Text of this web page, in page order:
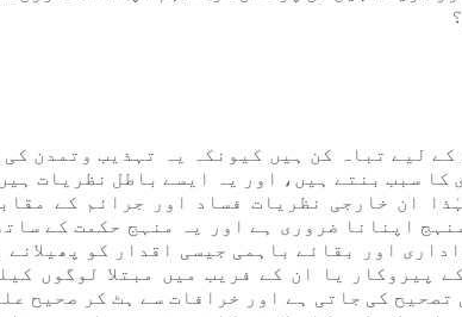
لیے تباہ کن ہیں کیونکہ یہ تہذیب وتمدن
کا سبب بنتے ہیں، اور یہ ایسے باطل نظریات
ان خارجی نظریات فساد اور جرائم کے
اپنانا ضروری ہے اور یہ منہج حکمت کے
اور بقائے باہمی جیسی اقدار کو پھیلانے
پیروکار یا ان کے فریب میں مبتلا لوگوں
تصحیح کی جاتی ہے اور خرافات سے ہٹ کر صحیح